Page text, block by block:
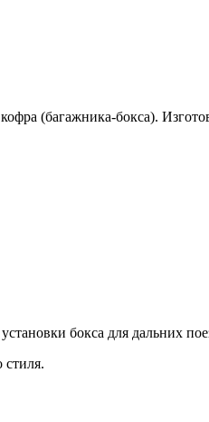
(багажника-бокса).
бокса для дальних
стиля.